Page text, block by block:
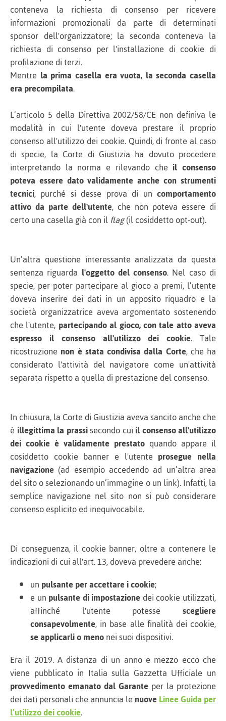
conteneva la richiesta di consenso per ricevere
informazioni promozionali da parte di determinati
sponsor dell'organizzatore; la seconda conteneva la
richiesta di consenso per l'installazione di cookie di
profilazione di terzi.
Mentre la prima casella era vuota, la seconda casella
era precompilata.
L’articolo 5 della Direttiva 2002/58/CE non definiva le
modalità in cui l'utente doveva prestare il proprio
consenso all'utilizzo dei cookie. Quindi, di fronte al caso
di specie, la Corte di Giustizia ha dovuto procedere
interpretando la norma e rilevando che il consenso
poteva essere dato validamente anche con strumenti
tecnici, purché si desse prova di un comportamento
attivo da parte dell'utente, che non poteva essere di
certo una casella già con ilflag(il cosiddetto opt-out).
Un’altra questione interessante analizzata da questa
sentenza riguarda l'oggetto del consenso. Nel caso di
specie, per poter partecipare al gioco a premi, l’utente
doveva inserire dei dati in un apposito riquadro e la
società organizzatrice aveva argomentato sostenendo
che l'utente, partecipando al gioco, con tale atto aveva
espresso il consenso all'utilizzo dei cookie. Tale
ricostruzione non è stata condivisa dalla Corte, che ha
considerato l'attività del navigatore come un'attività
separata rispetto a quella di prestazione del consenso.
In chiusura, la Corte di Giustizia aveva sancito anche che
è illegittima la prassisecondo cuiil consenso all'utilizzo
dei cookie è validamente prestato quando appare il
cosiddetto cookie banner e l'utente prosegue nella
navigazione (ad esempio accedendo ad un’altra area
del sito o selezionando un’immagine o un link). Infatti, la
semplice navigazione nel sito non si può considerare
consenso esplicito ed inequivocabile.
Di conseguenza, il cookie banner, oltre a contenere le
indicazioni di cui all'art. 13, doveva prevedere anche:
unpulsante per accettare i cookie;
e unpulsante di impostazionedei cookie utilizzati,
affinché l'utente potesse scegliere
consapevolmente, in base alle finalità dei cookie,
se applicarli o menonei suoi dispositivi.
Era il 2019. A distanza di un anno e mezzo ecco che
viene pubblicato in Italia sulla Gazzetta Ufficiale un
provvedimento emanato dal Garante per la protezione
dei dati personali che annuncia lenuoveLinee Guida per
l’utilizzo dei cookie.